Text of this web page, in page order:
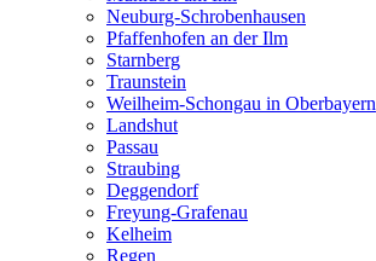
Neuburg-Schrobenhausen
Pfaffenhofen an der Ilm
Starnberg
Traunstein
Weilheim-Schongau in Oberbayern
Landshut
Passau
Straubing
Deggendorf
Freyung-Grafenau
Kelheim
Regen